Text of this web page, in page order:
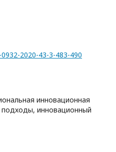
2020-43-3-483-490
инновационная
подходы, инновационный